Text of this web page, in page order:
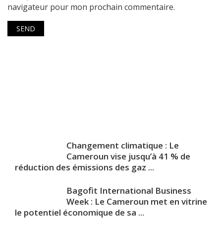
navigateur pour mon prochain commentaire.
Changement climatique : Le
Cameroun vise jusqu’à 41 % de
réduction des émissions des gaz ...
Bagofit International Business
Week : Le Cameroun met en vitrine
le potentiel économique de sa ...